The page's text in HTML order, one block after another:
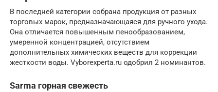
В последней категории собрана продукция от разных
торговых марок, предназначающаяся для ручного ухода.
Она отличается повышенным пенообразованием,
умеренной концентрацией, отсутствием
дополнительных химических веществ для коррекции
жесткости воды. Vyborexperta.ru одобрил 2 номинантов.
Sarma горная свежесть